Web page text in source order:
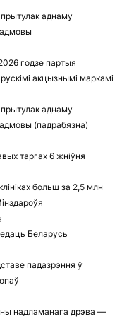
аднаму
годзе партыя
акцызнымі маркамі
аднаму
(падрабязна)
таргах 6 жніўня
больш за 2,5 млн
Беларусь
падазрэння ў
надламанага дрэва —